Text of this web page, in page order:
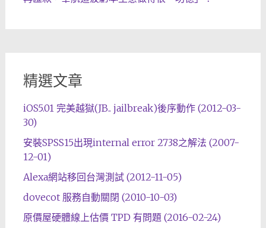
精選文章
iOS5.01 完美越獄(JB.. jailbreak)後序動作 (2012-03-
30)
安裝SPSS15出現internal error 2738之解法 (2007-
12-01)
Alexa網站移回台灣測試 (2012-11-05)
dovecot 服務自動關閉 (2010-10-03)
原價屋硬體線上估價 TPD 有問題 (2016-02-24)